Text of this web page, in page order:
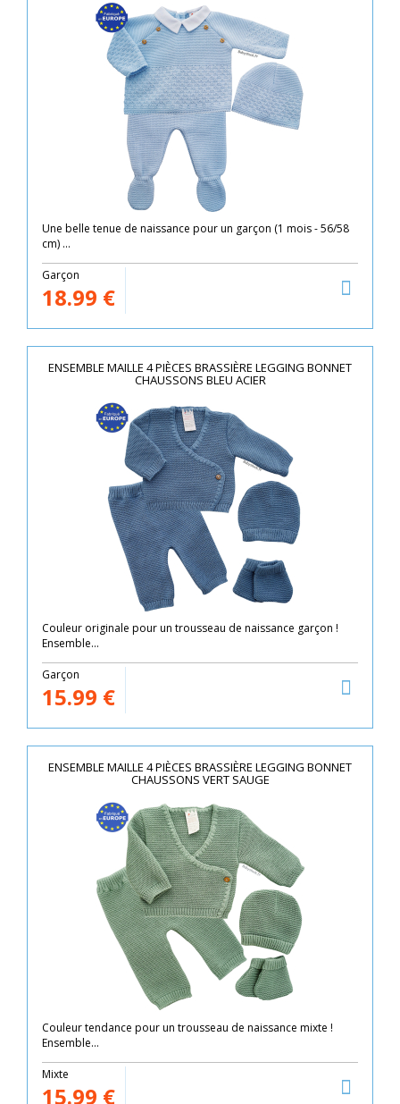
Une belle tenue de naissance pour un garçon (1 mois - 56/58
cm) ...
Garçon
18.99 €
ENSEMBLE MAILLE 4 PIÈCES BRASSIÈRE LEGGING BONNET
CHAUSSONS BLEU ACIER
Couleur originale pour un trousseau de naissance garçon !
Ensemble...
Garçon
15.99 €
ENSEMBLE MAILLE 4 PIÈCES BRASSIÈRE LEGGING BONNET
CHAUSSONS VERT SAUGE
Couleur tendance pour un trousseau de naissance mixte !
Ensemble...
Mixte
15.99 €